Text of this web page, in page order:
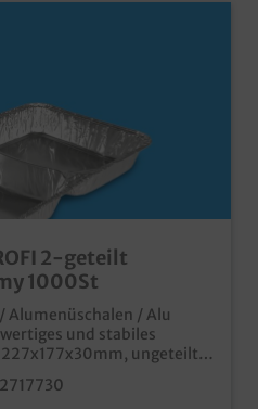
2-geteilt
1000St
Alumenüschalen / Alu
und stabiles
ungeteilt
passende